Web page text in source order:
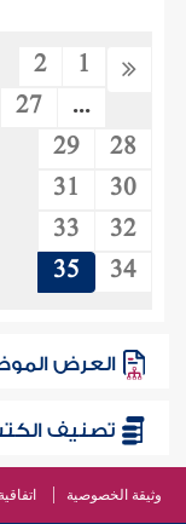
1
2
...
27
28
29
30
31
32
33
34
35
العرض
تصنيف
وثيقة الخصوصية